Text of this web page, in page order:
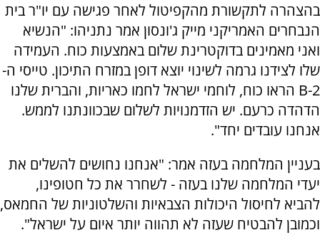
בהצהרה לתקשורת מהקפיטול לאחר פגישה עם יו"ר בית
הנבחרים האמריקני מייק ג'ונסון אמר נתניהו: "הנשיא
ואני מאמינים בדוקטרינת שלום באמצעות כוח. העמידה
שלו לצידנו גרמה לשינוי יוצא דופן במזרח התיכון. טייסי ה-
B-2 הראו כוח, לוחמי ישראל לחמו כאריות, והברית שלנו
הדהדה כרעם. יש הזדמנויות לשלום שבכוונתנו לממש.
אנחנו עובדים יחד".
בעניין המלחמה בעזה אמר: "אנחנו נחושים להשלים את
יעדי המלחמה שלנו בעזה - לשחרר את כל חטופינו,
להביא לחיסול היכולות הצבאיות והשלטוניות של החמאס,
וכמובן להבטיח שעזה לא תהווה יותר איום על ישראל".